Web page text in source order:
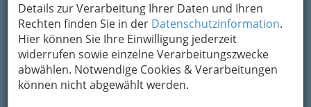
Details zur Verarbeitung Ihrer Daten und Ihren
Rechten finden Sie in der Datenschutzinformation.
Hier können Sie Ihre Einwilligung jederzeit
widerrufen sowie einzelne Verarbeitungszwecke
abwählen. Notwendige Cookies & Verarbeitungen
können nicht abgewählt werden.